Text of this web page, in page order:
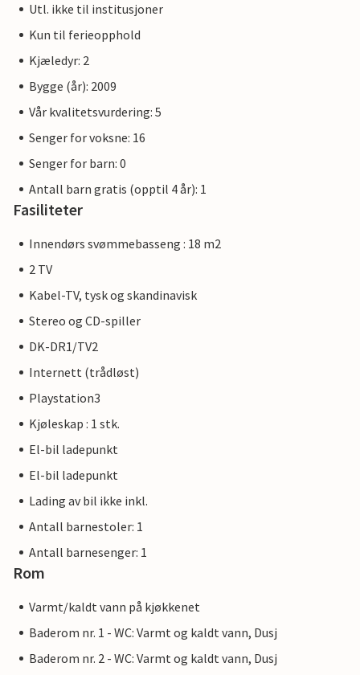
Utl. ikke til institusjoner
Kun til ferieopphold
Kjæledyr: 2
Bygge (år): 2009
Vår kvalitetsvurdering: 5
Senger for voksne: 16
Senger for barn: 0
Antall barn gratis (opptil 4 år): 1
Fasiliteter
Innendørs svømmebasseng : 18 m2
2 TV
Kabel-TV, tysk og skandinavisk
Stereo og CD-spiller
DK-DR1/TV2
Internett (trådløst)
Playstation3
Kjøleskap : 1 stk.
El-bil ladepunkt
El-bil ladepunkt
Lading av bil ikke inkl.
Antall barnestoler: 1
Antall barnesenger: 1
Rom
Varmt/kaldt vann på kjøkkenet
Baderom nr. 1 - WC: Varmt og kaldt vann, Dusj
Baderom nr. 2 - WC: Varmt og kaldt vann, Dusj